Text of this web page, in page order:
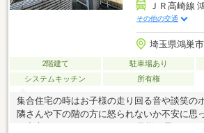
ＪＲ高崎線
その他の交通
埼玉県鴻巣
2階建て 駐車場あり
システムキッチン
所有権
集合住宅の時はお子様の走り回る音や談笑の
隣さんや下の階の方に怒られないか不安に思